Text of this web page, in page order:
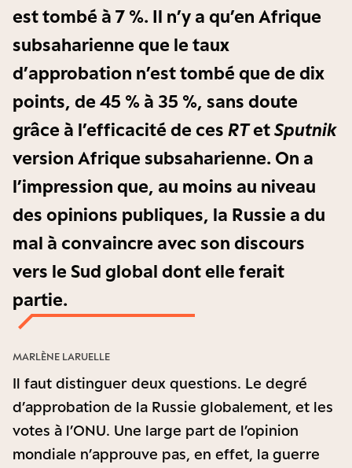
est tombé à 7 %. Il n’y a qu’en Afrique
subsaharienne que le taux
d’approbation n’est tombé que de dix
points, de 45 % à 35 %, sans doute
grâce à l’efficacité de ces RTetSputnik
version Afrique subsaharienne. On a
l’impression que, au moins au niveau
des opinions publiques, la Russie a du
mal à convaincre avec son discours
vers le Sud global dont elle ferait
partie.
Il faut distinguer deux questions. Le degré
d’approbation de la Russie globalement, et les
votes à l’ONU. Une large part de l’opinion
mondiale n’approuve pas, en effet, la guerre
MARLÈNE LARUELLE